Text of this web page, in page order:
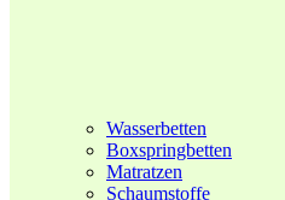
Wasserbetten
Boxspringbetten
Matratzen
Schaumstoffe